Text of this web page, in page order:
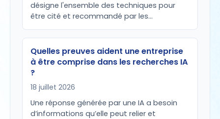
désigne l'ensemble des techniques pour
être cité et recommandé par les…
Quelles preuves aident une entreprise
à être comprise dans les recherches IA
?
18 juillet 2026
Une réponse générée par une IA a besoin
d’informations qu’elle peut relier et